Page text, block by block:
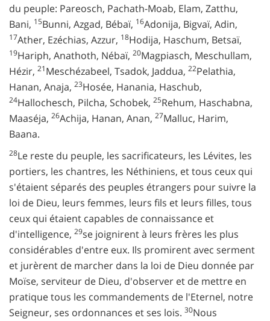
du peuple: Pareosch, Pachath-Moab, Elam, Zatthu,
Bani, 15Bunni, Azgad, Bébaï, 16Adonija, Bigvaï, Adin,
17Ather, Ezéchias, Azzur, 18Hodija, Haschum, Betsaï,
19Hariph, Anathoth, Nébaï, 20Magpiasch, Meschullam,
Hézir, 21Meschézabeel, Tsadok, Jaddua, 22Pelathia,
Hanan, Anaja, 23Hosée, Hanania, Haschub,
24Hallochesch, Pilcha, Schobek, 25Rehum, Haschabna,
Maaséja, 26Achija, Hanan, Anan, 27Malluc, Harim,
Baana.
28Le reste du peuple, les sacrificateurs, les Lévites, les
portiers, les chantres, les Néthiniens, et tous ceux qui
s'étaient séparés des peuples étrangers pour suivre la
loi de Dieu, leurs femmes, leurs fils et leurs filles, tous
ceux qui étaient capables de connaissance et
d'intelligence, 29se joignirent à leurs frères les plus
considérables d'entre eux. Ils promirent avec serment
et jurèrent de marcher dans la loi de Dieu donnée par
Moïse, serviteur de Dieu, d'observer et de mettre en
pratique tous les commandements de l'Eternel, notre
Seigneur, ses ordonnances et ses lois. 30Nous